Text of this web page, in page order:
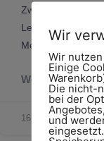
Zwischen der
Lehrgängen und
Melvin mal wieder
Weiterlesen »
16. März 2026
Wir
Wir
Einige
Die nicht-
bei der
und